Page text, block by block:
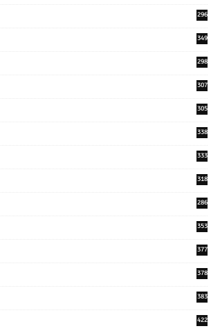
296
349
298
307
305
338
333
318
286
353
377
378
383
422